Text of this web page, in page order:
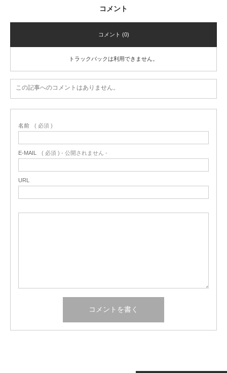
コメント
コメント (0)
トラックバックは利用できません。
この記事へのコメントはありません。
名前 ( 必須 )
E-MAIL ( 必須 ) - 公開されません -
URL